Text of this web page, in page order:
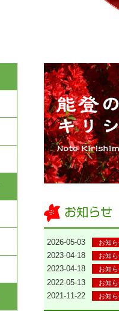
2026-05-03 お知
2023-04-18 お知
2023-04-18 お知
2022-05-13 お知
2021-11-22 お知